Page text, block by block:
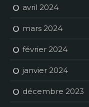
avril 2024
mars 2024
février 2024
janvier 2024
décembre 2023